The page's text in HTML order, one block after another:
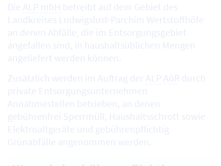
Die ALP mbH betreibt auf dem Gebiet des
Landkreises Ludwigslust-Parchim Wertstoffhöfe
an denen Abfälle, die im Entsorgungsgebiet
angefallen sind, in haushaltsüblichen Mengen
angeliefert werden können.
Zusätzlich werden im Auftrag der ALP AöR durch
private Entsorgungsunternehmen
Annahmestellen betrieben, an denen
gebührenfrei Sperrmüll, Haushaltsschrott sowie
Elektroaltgeräte und gebührenpflichtig
Grünabfälle angenommen werden.